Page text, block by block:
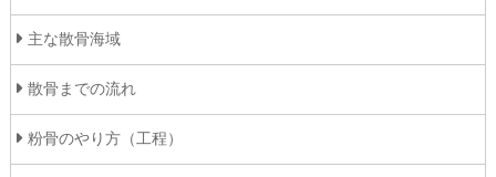
主な散骨海域
散骨までの流れ
粉骨のやり方（工程）